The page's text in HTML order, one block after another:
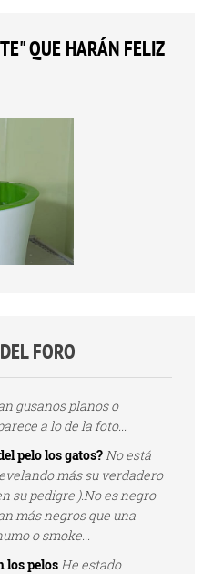
QUE HARÁN FELIZ
FORO
gusanos planos o
a lo de la foto...
pelo los gatos?No está
más su verdadero
su pedigre ).No es negro
más negros que una
o smoke...
los pelosHe estado